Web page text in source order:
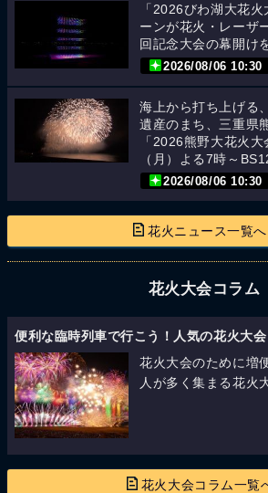
「2026びわ湖大花
ーンが花火・レーザ
回記念大会の幕開け
2026/08/06 10:30
海上から打ち上げる
遺産のまち、三重県
「2026熊野大花火
（月）よる7時～
2026/08/06 10:30
花火ニュース一覧へ
花火大会コラム
便利な臨時列車で行こう！人気の花火大会
花火大会のために増
人が多く集まる花火
花火大会コラム一覧